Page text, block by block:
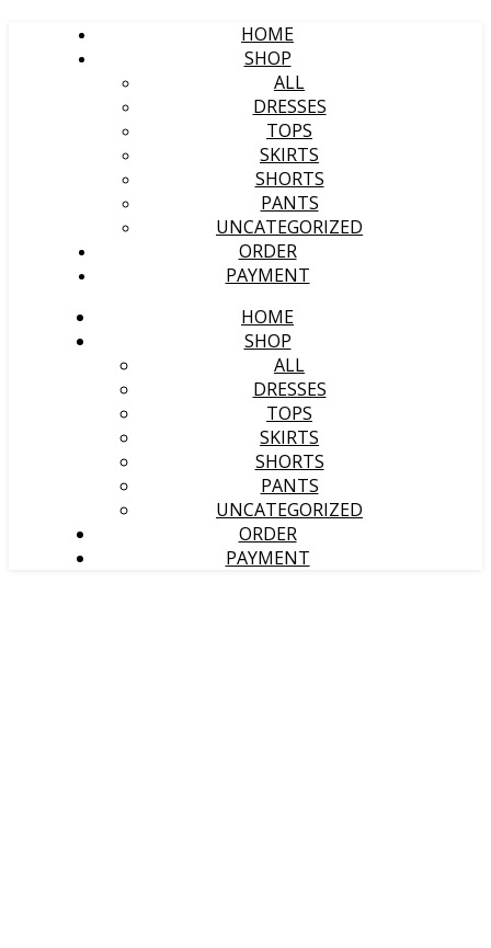
HOME
SHOP
ALL
DRESSES
TOPS
SKIRTS
SHORTS
PANTS
UNCATEGORIZED
ORDER
PAYMENT
HOME
SHOP
ALL
DRESSES
TOPS
SKIRTS
SHORTS
PANTS
UNCATEGORIZED
ORDER
PAYMENT